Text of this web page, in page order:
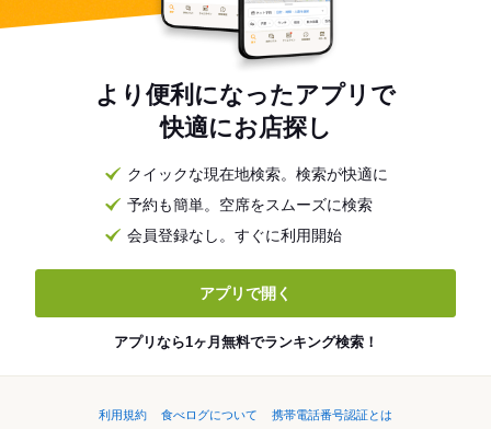
より便利になったアプリで
快適にお店探し
クイックな現在地検索。検索が快適に
予約も簡単。空席をスムーズに検索
会員登録なし。すぐに利用開始
アプリで開く
アプリなら1ヶ月無料でランキング検索！
利用規約 食べログについて
携帯電話番号認証とは